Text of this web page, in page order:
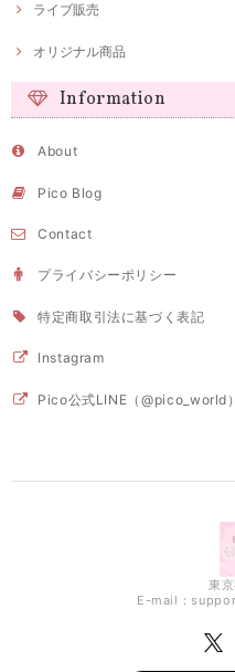
ライブ販売
オリジナル商品
Information
About
Pico Blog
Contact
プライバシーポリシー
特定商取引法に基づく表記
Instagram
Pico公式LINE（@pico_world）
東
E-mail：